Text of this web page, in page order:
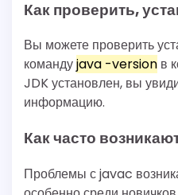
Как проверить,
Вы можете проверить
командуjava -version в
JDK установлен, вы
информацию.
Как часто
Проблемы с javac